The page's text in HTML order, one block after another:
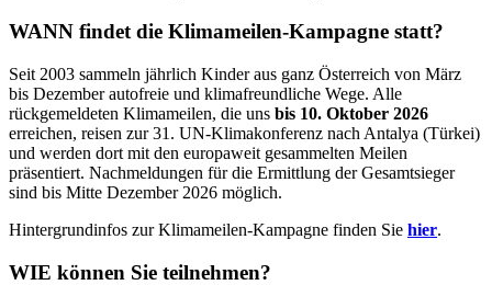
WANN findet die Klimameilen-Kampagne statt?
Seit 2003 sammeln jährlich Kinder aus ganz Österreich von März
bis Dezember autofreie und klimafreundliche Wege. Alle
rückgemeldeten Klimameilen, die uns bis 10. Oktober 2026
erreichen, reisen zur 31. UN-Klimakonferenz nach Antalya (Türkei)
und werden dort mit den europaweit gesammelten Meilen
präsentiert. Nachmeldungen für die Ermittlung der Gesamtsieger
sind bis Mitte Dezember 2026 möglich.
Hintergrundinfos zur Klimameilen-Kampagne finden Sie hier.
WIE können Sie teilnehmen?